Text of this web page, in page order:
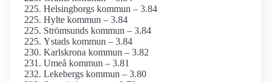
Helsingborgs kommun – 3.84
Hylte kommun – 3.84
Strömsunds kommun – 3.84
Ystads kommun – 3.84
Karlskrona kommun – 3.82
Umeå kommun – 3.81
Lekebergs kommun – 3.80